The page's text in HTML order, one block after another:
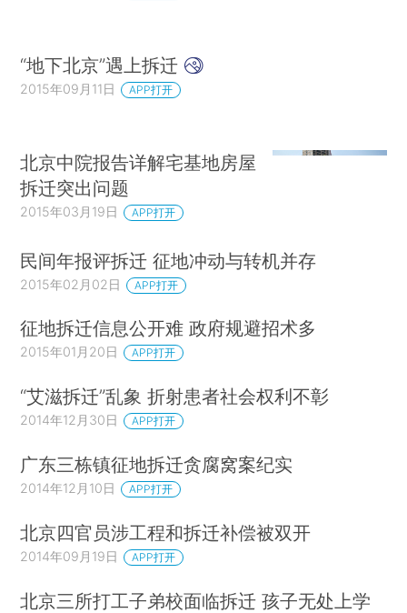
“地下北京”遇上拆迁
2015年09月11日 APP打开
北京中院报告详解宅基地房屋
拆迁突出问题
2015年03月19日 APP打开
民间年报评拆迁 征地冲动与转机并存
2015年02月02日 APP打开
征地拆迁信息公开难 政府规避招术多
2015年01月20日 APP打开
“艾滋拆迁”乱象 折射患者社会权利不彰
2014年12月30日 APP打开
广东三栋镇征地拆迁贪腐窝案纪实
2014年12月10日 APP打开
北京四官员涉工程和拆迁补偿被双开
2014年09月19日 APP打开
北京三所打工子弟校面临拆迁 孩子无处上学